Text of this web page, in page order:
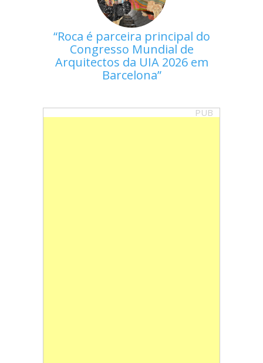
Roca é parceira principal do
Congresso Mundial de
Arquitectos da UIA 2026 em
Barcelona
PUB